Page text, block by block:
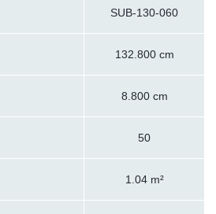
SUB-130-060
132.800 cm
8.800 cm
50
1.04 m²